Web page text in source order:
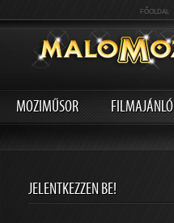
FŐOLDAL
MOZIMŰSOR FILMAJÁNLÓ
JELENTKEZZEN BE!